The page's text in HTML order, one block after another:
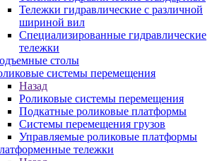
Тележки гидравлические с различной
шириной вил
Специализированные гидравлические
тележки
столы
системы перемещения
Назад
Роликовые системы перемещения
Подкатные роликовые платформы
Системы перемещения грузов
Управляемые роликовые платформы
тележки